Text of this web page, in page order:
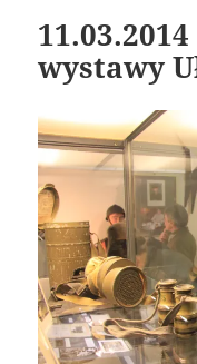
wystawy